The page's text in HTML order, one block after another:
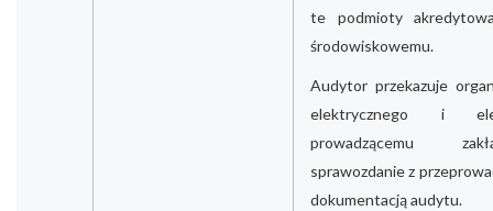
te podmioty
środowiskowemu.
Audytor przekazuje
elektrycznego i
prowadzącemu
sprawozdanie z
dokumentacją audytu.